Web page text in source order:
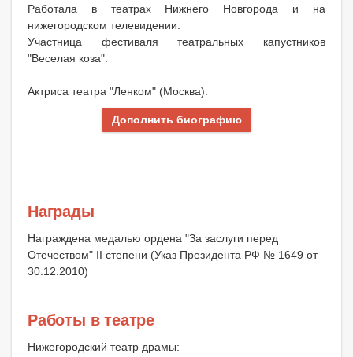
Работала в театрах Нижнего Новгорода и на
нижегородском телевидении.
Участница фестиваля театральных капустников
"Веселая коза".
Актриса театра "Ленком" (Москва).
Дополнить биографию
Награды
Награждена медалью ордена "За заслуги перед
Отечеством" II степени (Указ Президента РФ № 1649 от
30.12.2010)
Работы в театре
Нижегородский театр драмы: